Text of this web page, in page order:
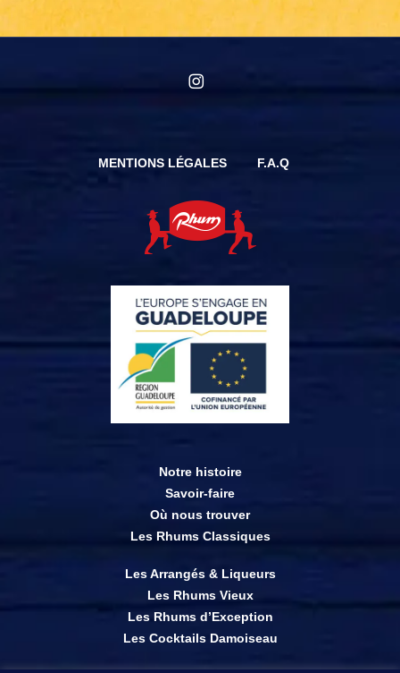
MENTIONS LÉGALES F.A.Q
Notre histoire
Savoir-faire
Où nous trouver
Les Rhums Classiques
Les Arrangés & Liqueurs
Les Rhums Vieux
Les Rhums d’Exception
Les Cocktails Damoiseau